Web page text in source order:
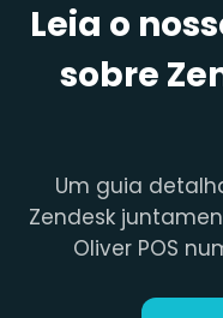
Leia o
sobre
Um guia
Zendesk
Oliver POS